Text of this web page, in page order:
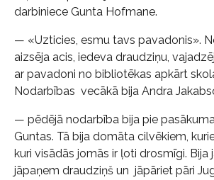
darbiniece Gunta Hofmane.
— «Uzticies, esmu tavs pavadonis».
aizsēja acis, iedeva draudziņu,
ar pavadoni no bibliotēkas apkārt
Nodarbības vecākā bija Andra
— pēdējā nodarbība bija pie
Guntas. Tā bija domāta cilvēkiem,
kuri visādās jomās ir ļoti drosmīgi. Bija
jāpaņem draudziņš un jāpāriet pāri